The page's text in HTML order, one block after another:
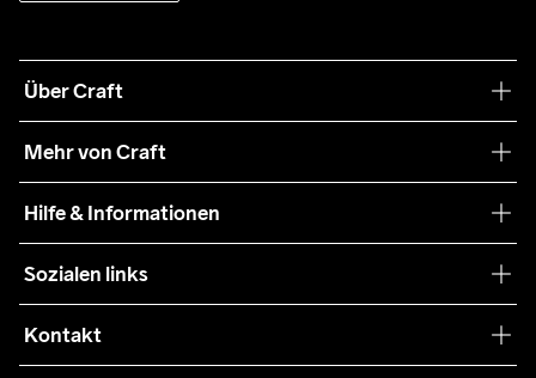
Über Craft
Nachhaltigkeit
Mehr von Craft
Teamwear
Zusammenarbeit
Press
Hilfe & Informationen
Retouren
Kundendienst
Sozialen links
Kontakt